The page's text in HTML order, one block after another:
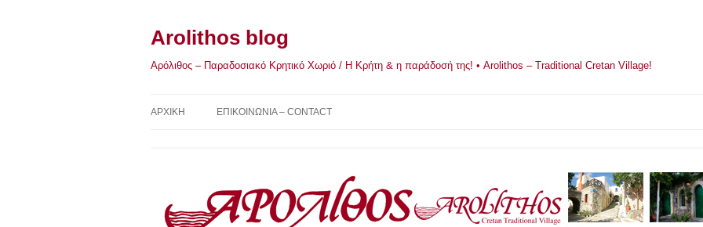
Arolithos blog
Αρόλιθος – Παραδοσιακό Κρητικό Χωριό / Η Κρήτη & η παράδοσή της! • Arolithos – Traditional Cretan Village!
ΑΡΧΙΚΉ ΕΠΙΚΟΙΝΩΝΙΑ – CONTACT